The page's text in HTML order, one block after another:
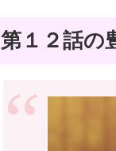
第１２話の